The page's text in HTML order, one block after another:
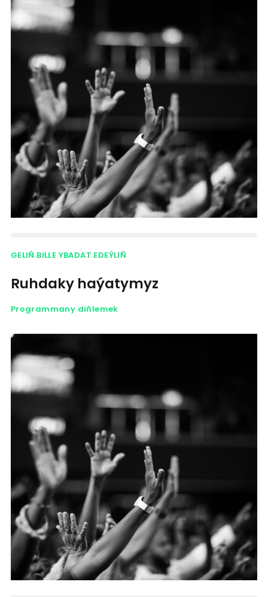
GELIÑ BILLE YBADAT EDEÝLIÑ
Ruhdaky haýatymyz
Programmany diňlemek